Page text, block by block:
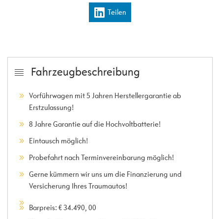
Teilen
Fahrzeugbeschreibung
Vorführwagen mit 5 Jahren Herstellergarantie ab
Erstzulassung!
8 Jahre Garantie auf die Hochvoltbatterie!
Eintausch möglich!
Probefahrt nach Terminvereinbarung möglich!
Gerne kümmern wir uns um die Finanzierung und
Versicherung Ihres Traumautos!
Barpreis: € 34.490, 00